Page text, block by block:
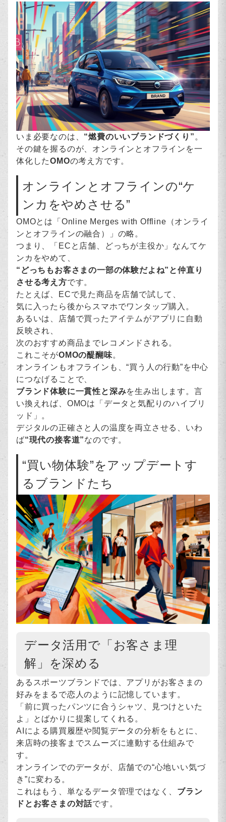
いま必要なのは、 “燃費のいいブランドづくり” 。
その鍵を握るのが、オンラインとオフラインを一
体化したOMOの考え方です。
オンラインとオフラインの“ケ
ンカをやめさせる”
OMOとは「Online Merges with Offline（オンライ
ンとオフラインの融合）」の略。
つまり、「ECと店舗、どっちが主役か」なんてケ
ンカをやめて、
“どっちもお客さまの一部の体験だよね”と仲直り
させる考え方です。
たとえば、ECで見た商品を店舗で試して、
気に入ったら後からスマホでワンタップ購入。
あるいは、店舗で買ったアイテムがアプリに自動
反映され、
次のおすすめ商品までレコメンドされる。
これこそがOMOの醍醐味。
オンラインもオフラインも、“買う人の行動”を中心
につなげることで、
ブランド体験に一貫性と深みを生み出します。言
い換えれば、OMOは「データと気配りのハイブリ
ッド」。
デジタルの正確さと人の温度を両立させる、いわ
ば“現代の接客道”なのです。
“買い物体験”をアップデートす
るブランドたち
データ活用で「お客さま理
解」を深める
あるスポーツブランドでは、アプリがお客さまの
好みをまるで恋人のように記憶しています。
「前に買ったパンツに合うシャツ、見つけといた
よ」とばかりに提案してくれる。
AIによる購買履歴や閲覧データの分析をもとに、
来店時の接客までスムーズに連動する仕組みで
す。
オンラインでのデータが、店舗での“心地いい気づ
き”に変わる。
これはもう、単なるデータ管理ではなく、 ブラン
ドとお客さまの対話です。